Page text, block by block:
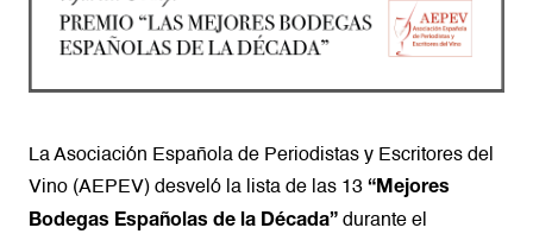
La Asociación Española de Periodistas y Escritores del
Vino (AEPEV) desveló la lista de las 13 “Mejores
Bodegas Españolas de la Década” durante el